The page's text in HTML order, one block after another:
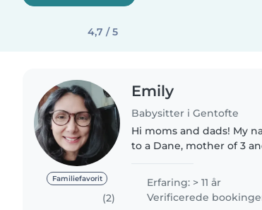
4,7 / 5
Familiefavorit
(2)
Emily
Babysitter i Gentofte
Hi moms and dads! My
to a Dane, mother of 3
children of expats in..
Erfaring: > 11 år
Verificerede